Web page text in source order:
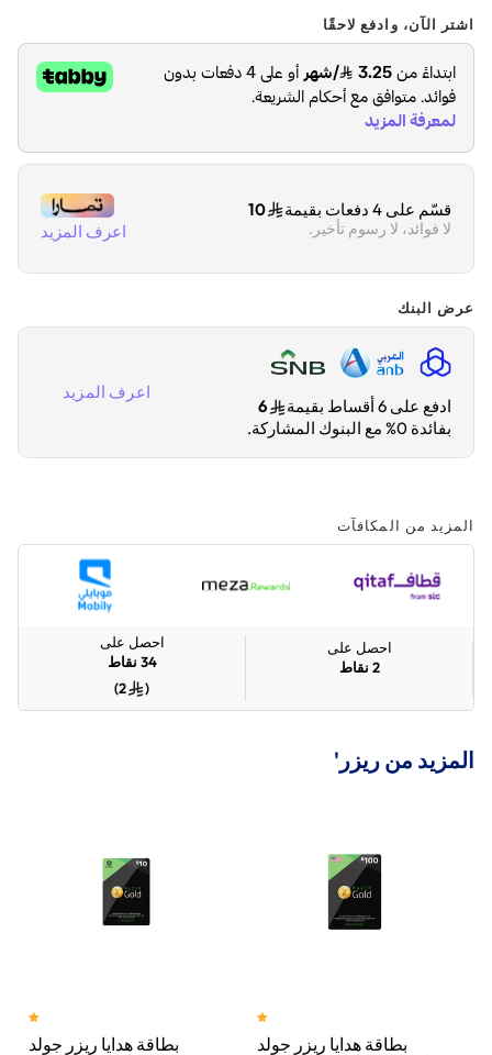
اشتر الآن، وادفع لاحقًا
قسّم على 4 دفعات بقيمة 10
لا فوائد، لا رسوم تأخير. اعرف المزيد
عرض البنك
ادفع على 6 أقساط بقيمة
6
بفائدة 0% مع البنوك المشاركة.
اعرف المزيد
المزيد من المكافآت
احصل على
2 نقاط
احصل على
34 نقاط
(
2
)
المزيد من ريزر'
بطاقة هدايا ريزر جولد
بطاقة هدايا ريزر جولد